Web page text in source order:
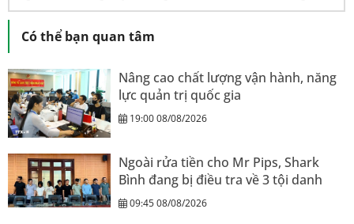
Có thể bạn quan tâm
Nâng cao chất lượng vận hành, năng
lực quản trị quốc gia
19:00 08/08/2026
Ngoài rửa tiền cho Mr Pips, Shark
Bình đang bị điều tra về 3 tội danh
09:45 08/08/2026